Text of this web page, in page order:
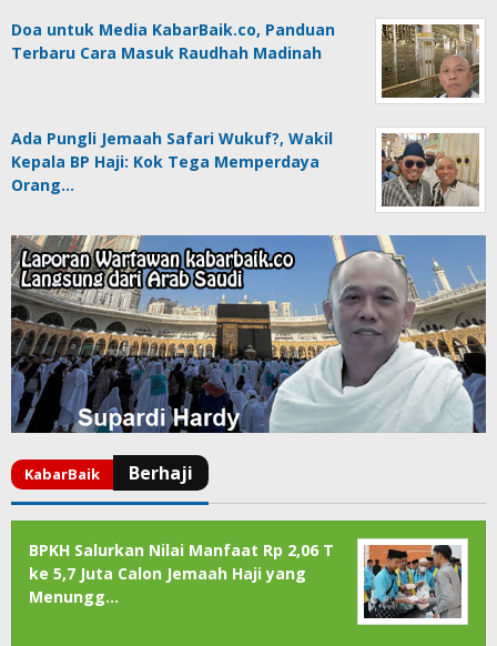
Doa untuk Media KabarBaik.co, Panduan
Terbaru Cara Masuk Raudhah Madinah
Ada Pungli Jemaah Safari Wukuf?, Wakil
Kepala BP Haji: Kok Tega Memperdaya
Orang…
BPKH Salurkan Nilai Manfaat Rp 2,06 T
ke 5,7 Juta Calon Jemaah Haji yang
Menungg…